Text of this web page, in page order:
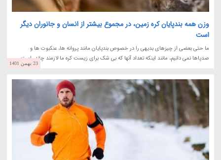
وزن همه بندپایان کره زمین، در مجموع بیشتر از انسان و جانوران دیگر
است
ما حتی بعضی از چیزهای بدیهی را در خصوص بندپایان مانند پروانه ها، عنکبوت ها و
صدپاها نمی دانیم، مانند اینکه تعداد آنها که بی شک برای زیست کره ما لازمند چقدر است.
23 بهمن 1401